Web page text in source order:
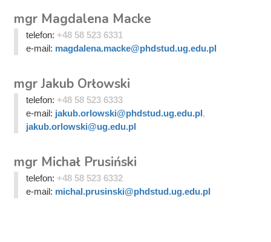
mgr Magdalena Macke
telefon: +48 58 523 6331
e-mail: magdalena.macke@phdstud.ug.edu.pl
mgr Jakub Orłowski
telefon: +48 58 523 6333
e-mail: jakub.orlowski@phdstud.ug.edu.pl,
jakub.orlowski@ug.edu.pl
mgr Michał Prusiński
telefon: +48 58 523 6332
e-mail: michal.prusinski@phdstud.ug.edu.pl